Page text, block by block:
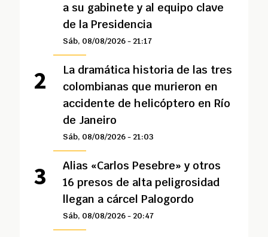
a su gabinete y al equipo clave
de la Presidencia
Sáb, 08/08/2026 - 21:17
La dramática historia de las tres
colombianas que murieron en
accidente de helicóptero en Río
de Janeiro
Sáb, 08/08/2026 - 21:03
Alias «Carlos Pesebre» y otros
16 presos de alta peligrosidad
llegan a cárcel Palogordo
Sáb, 08/08/2026 - 20:47